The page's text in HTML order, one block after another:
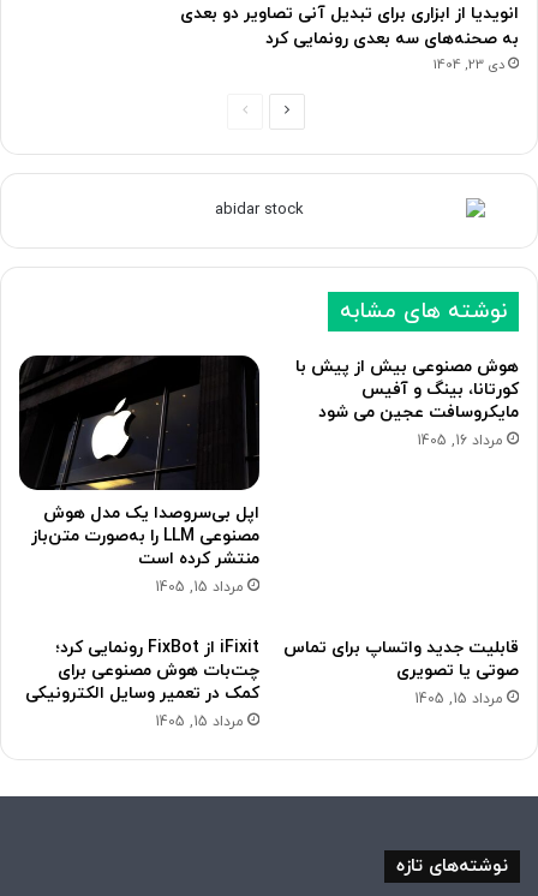
انویدیا از ابزاری برای تبدیل آنی تصاویر دو بعدی
به صحنه‌های سه بعدی رونمایی کرد
دی 23, 1404
ح
ه
ق
ح
ه
ب
نوشته های مشابه
هوش مصنوعی بیش از پیش با
کورتانا، بینگ و آفیس
مایکروسافت عجین می شود
مرداد 16, 1405
اپل بی‌سروصدا یک مدل هوش
مصنوعی LLM را به‌صورت متن‌باز
منتشر کرده است
مرداد 15, 1405
قابلیت جدید واتساپ برای تماس
صوتی یا تصویری
مرداد 15, 1405
iFixit از FixBot رونمایی کرد؛
چت‌بات هوش مصنوعی برای
کمک در تعمیر وسایل الکترونیکی
مرداد 15, 1405
نوشته‌های تازه